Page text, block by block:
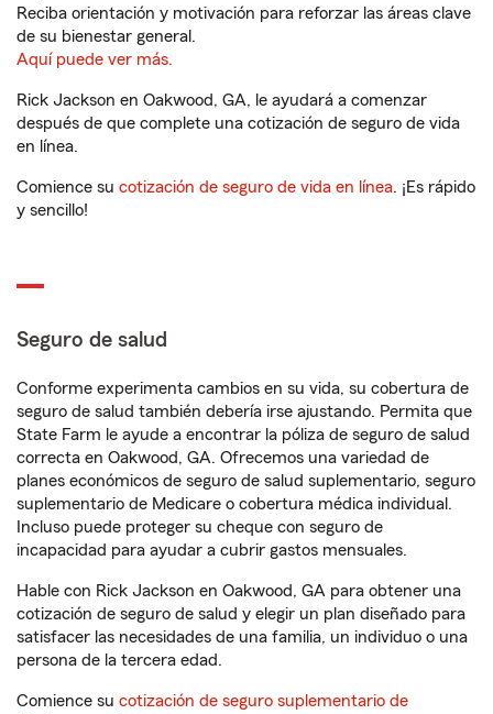
Reciba orientación y motivación para reforzar las áreas clave
de su bienestar general.
Aquí puede ver más.
Rick Jackson en Oakwood, GA, le ayudará a comenzar
después de que complete una cotización de seguro de vida
en línea.
Comience su cotización de seguro de vida en línea. ¡Es rápido
y sencillo!
Seguro de salud
Conforme experimenta cambios en su vida, su cobertura de
seguro de salud también debería irse ajustando. Permita que
State Farm le ayude a encontrar la póliza de seguro de salud
correcta en Oakwood, GA. Ofrecemos una variedad de
planes económicos de seguro de salud suplementario, seguro
suplementario de Medicare o cobertura médica individual.
Incluso puede proteger su cheque con seguro de
incapacidad para ayudar a cubrir gastos mensuales.
Hable con Rick Jackson en Oakwood, GA para obtener una
cotización de seguro de salud y elegir un plan diseñado para
satisfacer las necesidades de una familia, un individuo o una
persona de la tercera edad.
Comience su cotización de seguro suplementario de